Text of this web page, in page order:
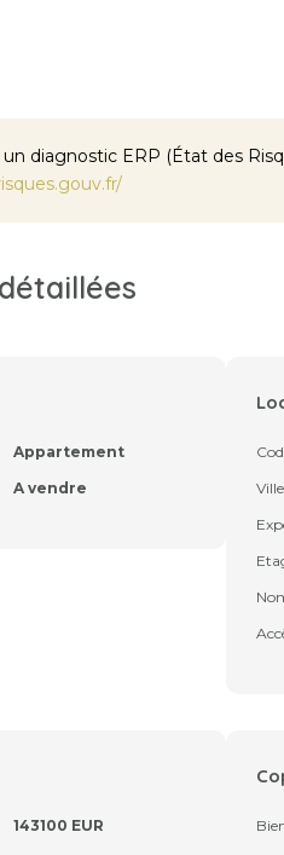
diagnostic ERP (État des
Appartement
A vendre
Ville
143100 EUR